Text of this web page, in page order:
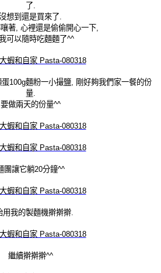
了.
想到還是買來了.
著, 心裡還是偷偷開心一下,
可以隨時吃麵麵了^^
100g麵粉一小撮鹽, 剛好夠我們家一餐的份
量.
要做兩天的份量^^
團讓它躺20分鐘^^
用我的製麵機擀擀擀.
繼續擀擀擀^^